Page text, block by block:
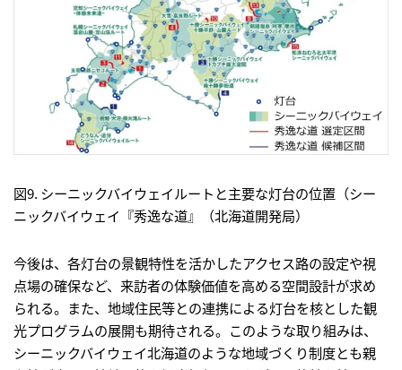
図9. シーニックバイウェイルートと主要な灯台の位置（シー
ニックバイウェイ『秀逸な道』（北海道開発局）
今後は、各灯台の景観特性を活かしたアクセス路の設定や視
点場の確保など、来訪者の体験価値を高める空間設計が求め
られる。また、地域住民等との連携による灯台を核とした観
光プログラムの展開も期待される。このような取り組みは、
シーニックバイウェイ北海道のような地域づくり制度とも親